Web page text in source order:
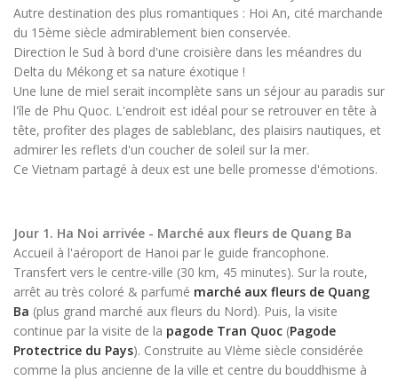
Autre destination des plus romantiques : Hoi An, cité marchande
du 15ème siècle admirablement bien conservée.
Direction le Sud à bord d'une croisière dans les méandres du
Delta du Mékong et sa nature éxotique !
Une lune de miel serait incomplète sans un séjour au paradis sur
l'île de Phu Quoc. L'endroit est idéal pour se retrouver en tête à
tête, profiter des plages de sableblanc, des plaisirs nautiques, et
admirer les reflets d'un coucher de soleil sur la mer.
Ce Vietnam partagé à deux est une belle promesse d'émotions.
Jour 1. Ha Noi arrivée - Marché aux fleurs de Quang Ba
Accueil à l'aéroport de Hanoi par le guide francophone.
Transfert vers le centre-ville (30 km, 45 minutes). Sur la route,
arrêt au très coloré & parfumé marché aux fleurs de Quang
Ba (plus grand marché aux fleurs du Nord). Puis, la visite
continue par la visite de la pagode Tran Quoc (Pagode
Protectrice du Pays). Construite au VIème siècle considérée
comme la plus ancienne de la ville et centre du bouddhisme à